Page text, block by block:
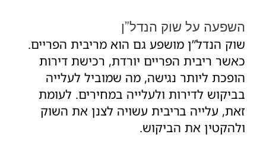
השפעה על שוק הנדל”ן
שוק הנדל”ן מושפע גם הוא מריבית הפריים.
כאשר ריבית הפריים יורדת, רכישת דירות
הופכת ליותר נגישה, מה שמוביל לעלייה
בביקוש לדירות ולעלייה במחירים. לעומת
זאת, עלייה בריבית עשויה לצנן את השוק
ולהקטין את הביקוש.